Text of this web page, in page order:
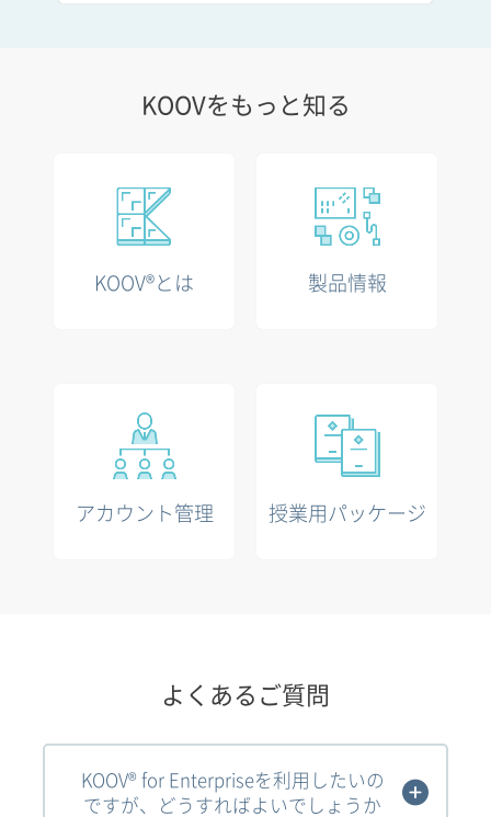
KOOVをもっと知る
KOOV®とは 製品情報
アカウント管理 授業用パッケージ
よくあるご質問
KOOV® for Enterpriseを利用したいの
ですが、どうすればよいでしょうか